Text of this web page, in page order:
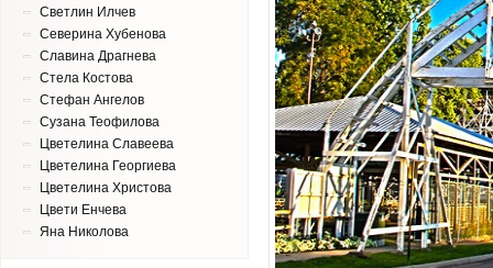
Светлин Илчев
Северина Хубенова
Славина Драгнева
Стела Костова
Стефан Ангелов
Сузана Теофилова
Цветeлина Славеева
Цветелина Георгиева
Цветелина Христова
Цвети Енчева
Яна Николова